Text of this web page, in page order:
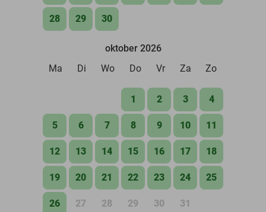
28 29 30
oktober 2026
Ma
Di Wo Do Vr Za Zo
1 2 3 4
5 6 7 8 9 10 11
12 13 14 15 16 17 18
19 20 21 22 23 24 25
26 27 28 29 30 31